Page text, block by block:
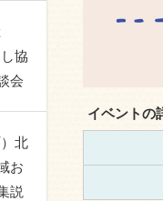
協
会
北
お
説
イベントの